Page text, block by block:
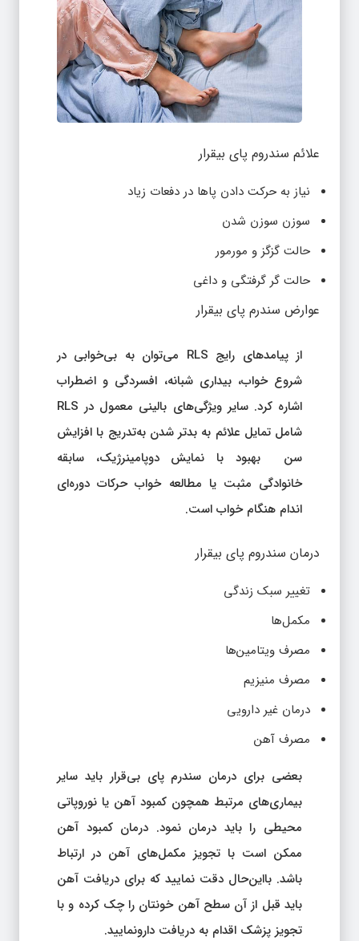
علائم سندروم پای بیقرار
نیاز به حرکت دادن پاها در دفعات زیاد
سوزن سوزن شدن
حالت گزگز و مورمور
حالت گر گرفتگی و داغی
عوارض سندرم پای بیقرار
از پیامدهای رایج RLS می‌توان به بی‌خوابی در
شروع خواب، بیداری شبانه، افسردگی و اضطراب
اشاره کرد. سایر ویژگی‌های بالینی معمول در RLS
شامل تمایل علائم به بدتر شدن به‌تدریج با افزایش
سن بهبود با نمایش دوپامینرژیک، سابقه
خانوادگی مثبت یا مطالعه خواب حرکات دوره‌ای
اندام هنگام خواب است.
درمان سندروم پای بیقرار
تغییر سبک زندگی
مکمل‌ها
مصرف ویتامین‌ها
مصرف منیزیم
درمان غیر دارویی
مصرف آهن
بعضی برای درمان سندرم پای بی‌قرار باید سایر
بیماری‌های مرتبط همچون کمبود آهن یا نوروپاتی
محیطی را باید درمان نمود. درمان کمبود آهن
ممکن است با تجویز مکمل‌های آهن در ارتباط
باشد. بااین‌حال دقت نمایید که برای دریافت آهن
باید قبل از آن سطح آهن خونتان را چک کرده و با
تجویز پزشک اقدام به دریافت دارونمایید.